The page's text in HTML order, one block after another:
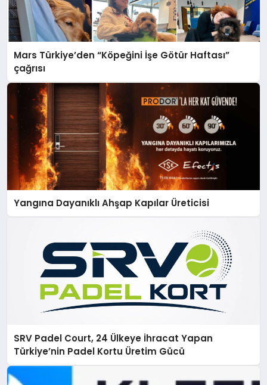
Mars Türkiye’den “Köpeğini İşe Götür Haftası”
çağrısı
Yangına Dayanıklı Ahşap Kapılar Üreticisi
SRV Padel Court, 24 Ülkeye İhracat Yapan
Türkiye’nin Padel Kortu Üretim Gücü